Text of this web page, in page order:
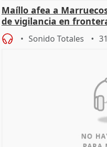
Maíllo afea a
de vigilancia en
Sonido Totales